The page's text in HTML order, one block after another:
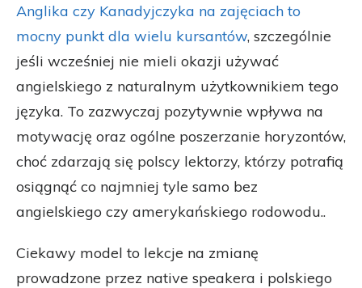
Anglika czy Kanadyjczyka na zajęciach to
mocny punkt dla wielu kursantów, szczególnie
jeśli wcześniej nie mieli okazji używać
angielskiego z naturalnym użytkownikiem tego
języka. To zazwyczaj pozytywnie wpływa na
motywację oraz ogólne poszerzanie horyzontów,
choć zdarzają się polscy lektorzy, którzy potrafią
osiągnąć co najmniej tyle samo bez
angielskiego czy amerykańskiego rodowodu..
Ciekawy model to lekcje na zmianę
prowadzone przez native speakera i polskiego